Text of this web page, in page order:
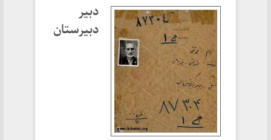
دبیر
دبیرستان